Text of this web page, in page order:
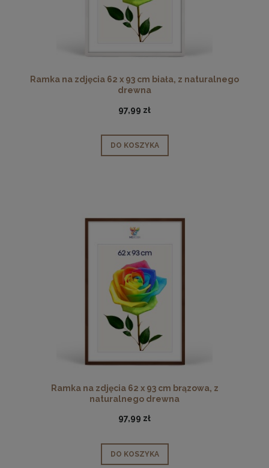
Ramka na zdjęcia 62 x 93 cm biała, z naturalnego
drewna
97,99 zł
DO KOSZYKA
Ramka na zdjęcia 62 x 93 cm brązowa, z
naturalnego drewna
97,99 zł
DO KOSZYKA